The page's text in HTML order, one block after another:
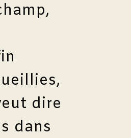
dire
dans